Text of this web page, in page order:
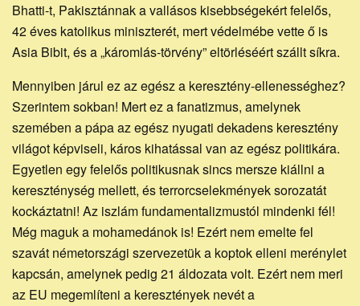
Bhatti-t, Pakisztánnak a vallásos kisebbségekért felelős,
42 éves katolikus miniszterét, mert védelmébe vette ő is
Asia Bibit, és a „káromlás-törvény” eltörléséért szállt síkra.
Mennyiben járul ez az egész a keresztény-ellenességhez?
Szerintem sokban! Mert ez a fanatizmus, amelynek
szemében a pápa az egész nyugati dekadens keresztény
világot képviseli, káros kihatással van az egész politikára.
Egyetlen egy felelős politikusnak sincs mersze kiállni a
kereszténység mellett, és terrorcselekmények sorozatát
kockáztatni! Az iszlám fundamentalizmustól mindenki fél!
Még maguk a mohamedánok is! Ezért nem emelte fel
szavát németországi szervezetük a koptok elleni merénylet
kapcsán, amelynek pedig 21 áldozata volt. Ezért nem meri
az EU megemlíteni a keresztények nevét a